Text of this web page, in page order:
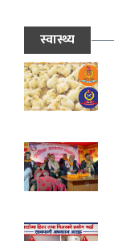
स्वास्थ्य